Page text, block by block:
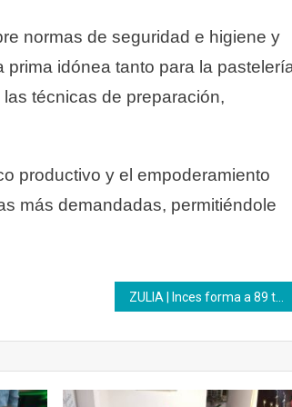
normas de seguridad e higiene y
idónea tanto para la
técnicas de preparación,
productivo y el empoderamiento
más demandadas, permitiéndole